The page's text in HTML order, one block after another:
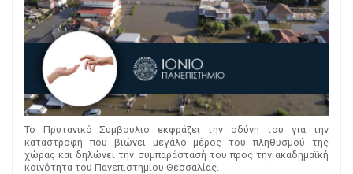
Το Πρυτανικό Συμβούλιο εκφράζει την οδύνη του για την
καταστροφή που βιώνει μεγάλο μέρος του πληθυσμού της
χώρας και δηλώνει την συμπαράστασή του προς την ακαδημαϊκή
κοινότητα του Πανεπιστημίου Θεσσαλίας.